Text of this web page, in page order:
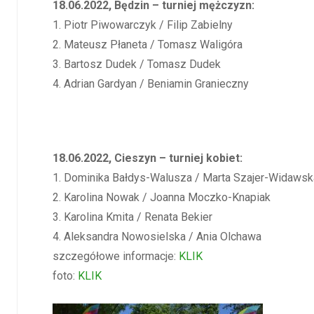
18.06.2022, Będzin – turniej mężczyzn:
1. Piotr Piwowarczyk / Filip Zabielny
2. Mateusz Płaneta / Tomasz Waligóra
3. Bartosz Dudek / Tomasz Dudek
4. Adrian Gardyan / Beniamin Granieczny
18.06.2022, Cieszyn – turniej kobiet:
1. Dominika Bałdys-Walusza / Marta Szajer-
2. Karolina Nowak / Joanna Moczko-Knapiak
3. Karolina Kmita / Renata Bekier
4. Aleksandra Nowosielska / Ania Olchawa
szczegółowe informacje: KLIK
foto: KLIK